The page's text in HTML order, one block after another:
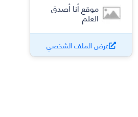
موقع أنا أصدق
العلم
عرض الملف الشخصي